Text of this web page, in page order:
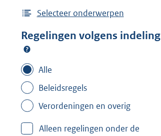
r
i
:
Selecteer onderwerpen
Regelingen volgens indeling
Alle
Beleidsregels
Verordeningen en overig
Alleen regelingen onder de